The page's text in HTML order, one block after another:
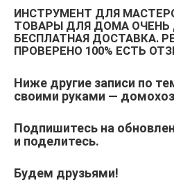
ИНСТРУМЕНТ ДЛЯ
ТОВАРЫ ДЛЯ ДОМА ОЧЕНЬ
БЕСПЛАТНАЯ ДОСТАВКА.
ПРОВЕРЕНО 100% ЕСТЬ
Ниже другие записи по
своими руками —
Подпишитесь на
и поделитесь.
Будем друзьями!